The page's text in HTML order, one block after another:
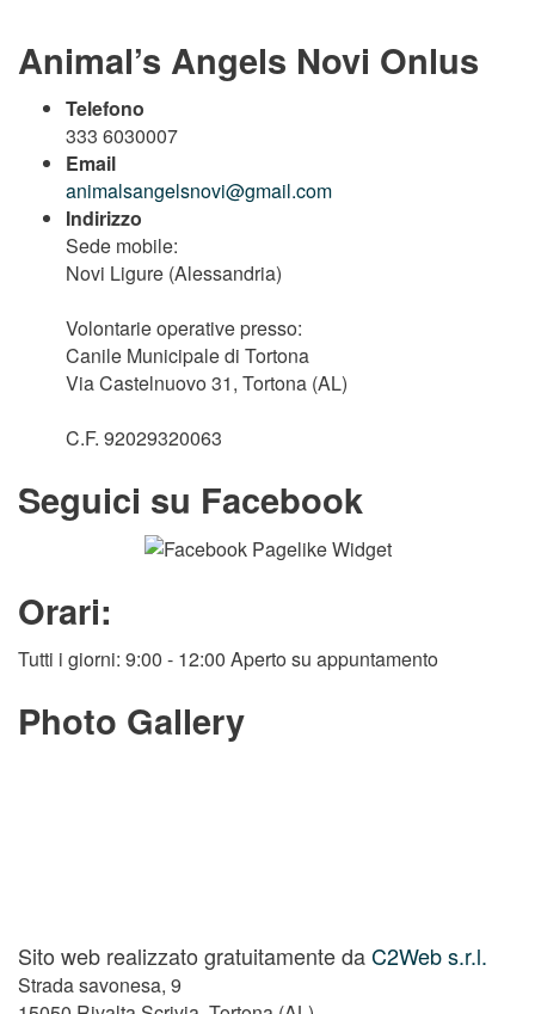
Animal’s Angels Novi Onlus
Telefono
333 6030007
Email
animalsangelsnovi@gmail.com
Indirizzo
Sede mobile:
Novi Ligure (Alessandria)
Volontarie operative presso:
Canile Municipale di Tortona
Via Castelnuovo 31, Tortona (AL)
C.F. 92029320063
Seguici su Facebook
Orari:
Tutti i giorni: 9:00 - 12:00 Aperto su appuntamento
Photo Gallery
Sito web realizzato gratuitamente daC2Web s.r.l.
Strada savonesa, 9